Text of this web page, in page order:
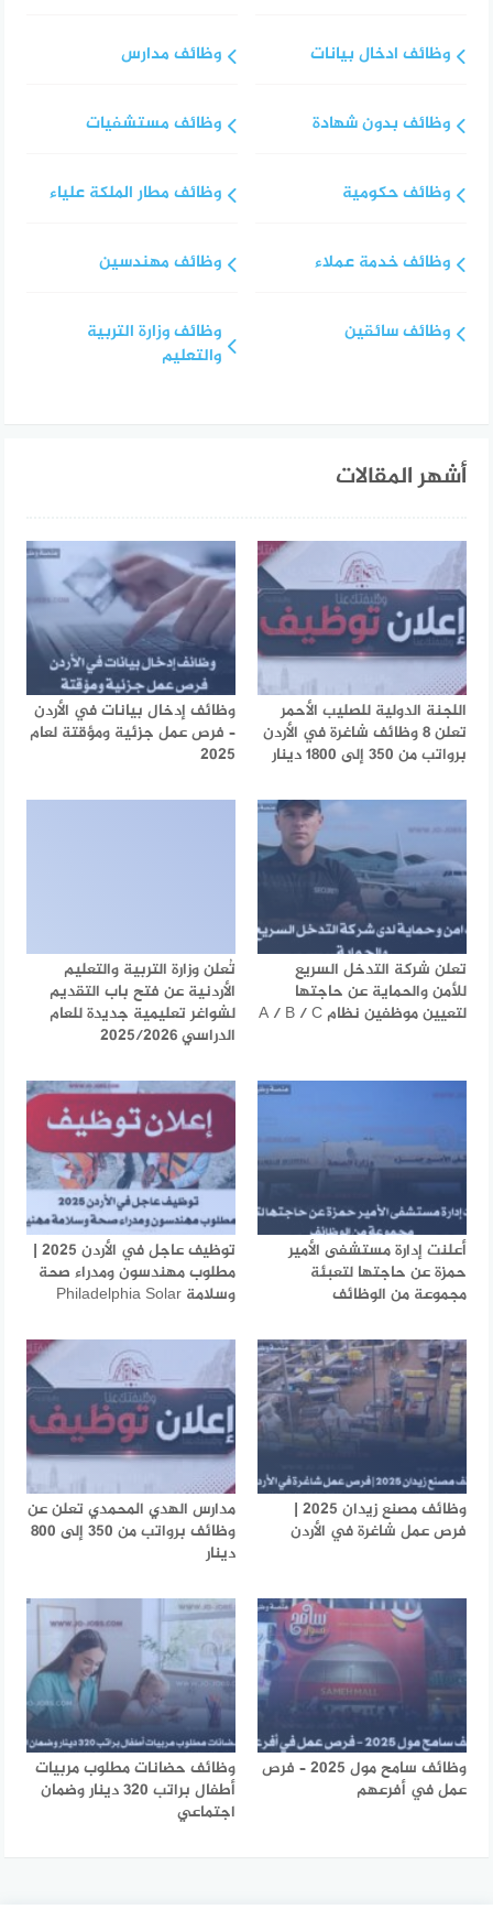
وظائف ادخال بيانات
وظائف بدون شهادة
وظائف حكومية
وظائف خدمة عملاء
وظائف سائقين
وظائف مدارس
وظائف مستشفيات
وظائف مطار الملكة علياء
وظائف مهندسين
وظائف وزارة التربية
والتعليم
أشهر المقالات
اللجنة الدولية للصليب الأحمر
تعلن 8 وظائف شاغرة في الأردن
برواتب من 350 إلى 1800 دينار
وظائف إدخال بيانات في الأردن
– فرص عمل جزئية ومؤقتة لعام
2025
تعلن شركة التدخل السريع
للأمن والحماية عن حاجتها
لتعيين موظفين نظام A / B / C
تُعلن وزارة التربية والتعليم
الأردنية عن فتح باب التقديم
لشواغر تعليمية جديدة للعام
الدراسي 2025/2026
أعلنت إدارة مستشفى الأمير
حمزة عن حاجتها لتعبئة
مجموعة من الوظائف
توظيف عاجل في الأردن 2025 |
مطلوب مهندسون ومدراء صحة
وسلامة Philadelphia Solar
وظائف مصنع زيدان 2025 |
فرص عمل شاغرة في الأردن
مدارس الهدي المحمدي تعلن عن
وظائف برواتب من 350 إلى 800
دينار
وظائف سامح مول 2025 – فرص
عمل في أفرعهم
وظائف حضانات مطلوب مربيات
أطفال براتب 320 دينار وضمان
اجتماعي